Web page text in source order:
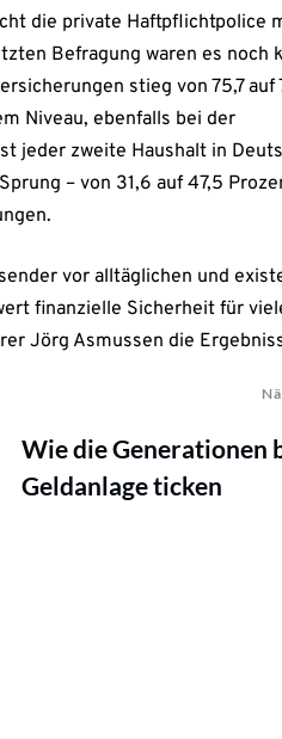
die private Haftpflichtpolice
Befragung waren es noch
stieg von 75,7 auf
Niveau, ebenfalls bei der
jeder zweite Haushalt in
– von 31,6 auf 47,5
vor alltäglichen und
finanzielle Sicherheit für
Jörg Asmussen die
Wie die Generationen
Geldanlage ticken